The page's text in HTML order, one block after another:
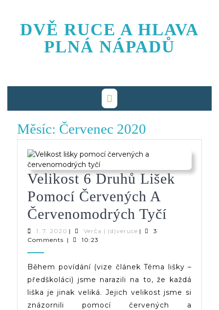
content
DVĚ RUCE A HLAVA
PLNÁ NÁPADŮ
Měsíc: Červenec 2020
Velikost 6 Druhů Lišek
Pomocí Červených A
Červenomodrých Tyčí
Lišek
Pomocí
1. 7. 2020 1.
7.
| Verča | (d)veruceVerča
|
3
Comments | 10:23
Během povídání (vize článek Téma lišky –
předškoláci) jsme narazili na to, že každá
liška je jinak veliká. Jejich velikost jsme si
znázornili pomocí červených a